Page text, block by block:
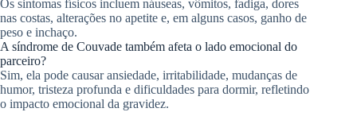
Os sintomas físicos incluem náuseas, vômitos, fadiga, dores
nas costas, alterações no apetite e, em alguns casos, ganho de
peso e inchaço.
A síndrome de Couvade também afeta o lado emocional do
parceiro?
Sim, ela pode causar ansiedade, irritabilidade, mudanças de
humor, tristeza profunda e dificuldades para dormir, refletindo
o impacto emocional da gravidez.